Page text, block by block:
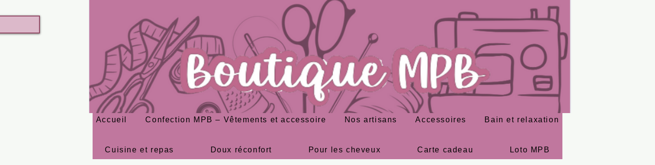
Accueil Confection MPB – Vêtements et accessoire Nos artisans Accessoires Bain et relaxation
Cuisine et repas Doux réconfort Pour les cheveux Carte cadeau Loto MPB